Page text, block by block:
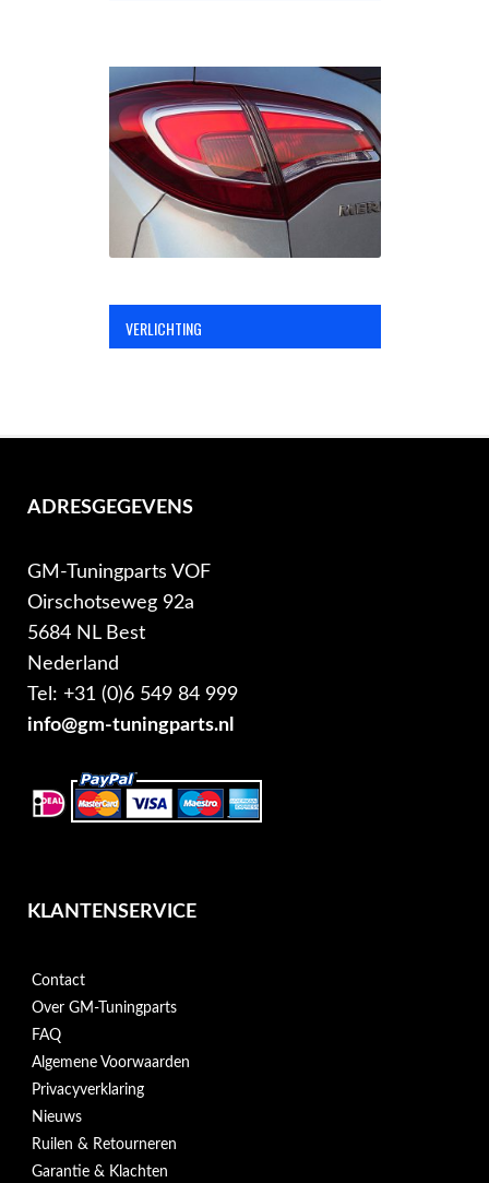
VERLICHTING
ADRESGEGEVENS
GM-Tuningparts VOF
Oirschotseweg 92a
5684 NL Best
Nederland
Tel: +31 (0)6 549 84 999
info@gm-tuningparts.nl
KLANTENSERVICE
Contact
Over GM-Tuningparts
FAQ
Algemene Voorwaarden
Privacyverklaring
Nieuws
Ruilen & Retourneren
Garantie & Klachten